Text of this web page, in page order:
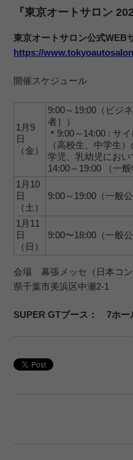
『東京オートサロン
東京オートサロン公式
https://
開催スケジュール
1月9
日
（金）
9:00～19:00（ビジ
者］）
＊9:00～14:00 : サ
（高校生、中学生
学児、乳幼児におい
14:00～19:00 （一般
1月10
日
（土）
9:00～19:00（一般公
1月11
日
（日）
9:00〜18:00（一般公
会場 幕張メッセ（日本コ
県千葉市美浜区中瀬2-1
SUPER GTブース： 7ホー